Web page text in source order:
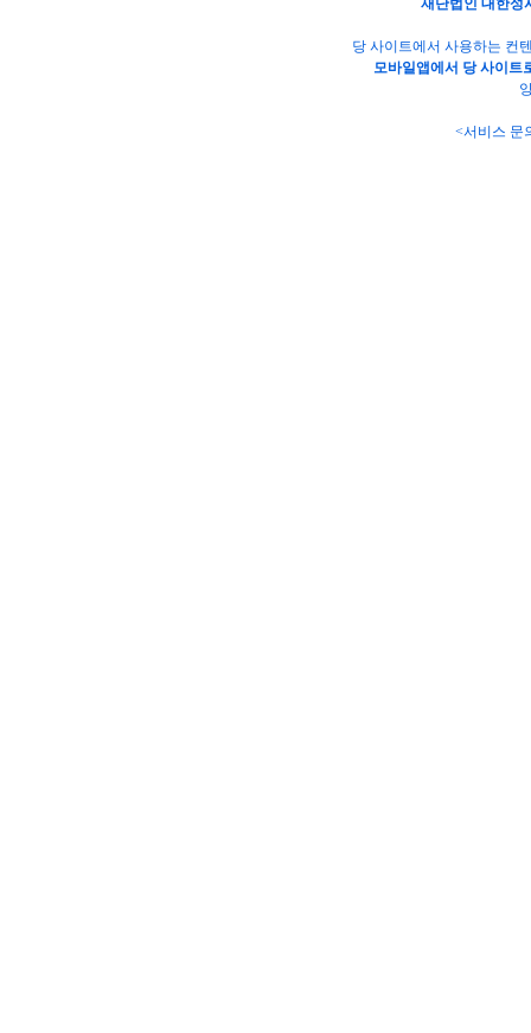
재단법인 대한성
당 사이트에서 사용하는 컨
모바일앱에서 당 사이트
<서비스 문